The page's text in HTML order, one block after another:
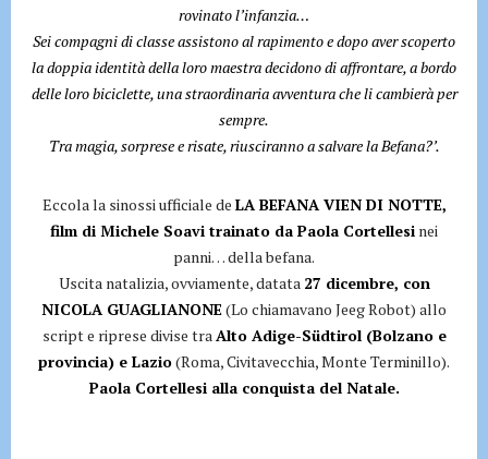
rovinato l’infanzia…
Sei compagni di classe assistono al rapimento e dopo aver scoperto
la doppia identità della loro maestra decidono di affrontare, a bordo
delle loro biciclette, una straordinaria avventura che li cambierà per
sempre.
Tra magia, sorprese e risate, riusciranno a salvare la Befana?’.
Eccola la sinossi ufficiale de LA BEFANA VIEN DI NOTTE,
film di Michele Soavi trainato da Paola Cortellesi nei
panni… della befana.
Uscita natalizia, ovviamente, datata 27 dicembre, con
NICOLA GUAGLIANONE(Lo chiamavano Jeeg Robot) allo
script e riprese divise traAlto Adige-Südtirol (Bolzano e
provincia) e Lazio(Roma, Civitavecchia, Monte Terminillo).
Paola Cortellesi alla conquista del Natale.